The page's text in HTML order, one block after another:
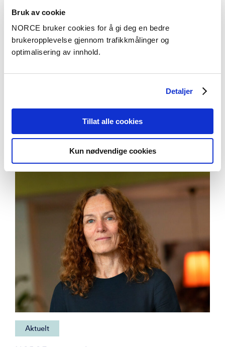
Bruk av cookie
NORCE bruker cookies for å gi deg en bedre
brukeropplevelse gjennom trafikkmålinger og
optimalisering av innhold.
Detaljer
Tillat alle cookies
Kun nødvendige cookies
Skal styrke flomberedskapen i Årdal og andre
norske kommuner
Aktuelt